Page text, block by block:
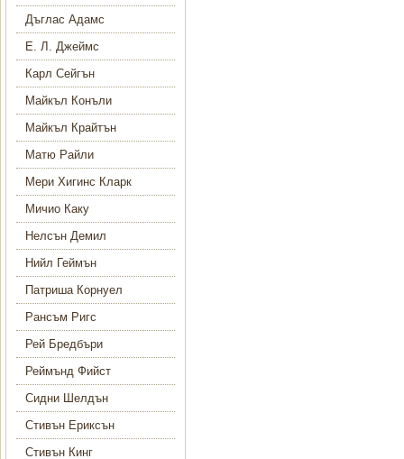
Дъглас Адамс
Е. Л. Джеймс
Карл Сейгън
Майкъл Конъли
Майкъл Крайтън
Матю Райли
Мери Хигинс Кларк
Мичио Каку
Нелсън Демил
Нийл Геймън
Патриша Корнуел
Рансъм Ригс
Рей Бредбъри
Реймънд Фийст
Сидни Шелдън
Стивън Ериксън
Стивън Кинг